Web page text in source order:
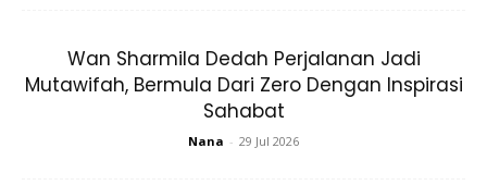
Wan Sharmila Dedah Perjalanan Jadi
Mutawifah, Bermula Dari Zero Dengan Inspirasi
Sahabat
Nana - 29 Jul 2026